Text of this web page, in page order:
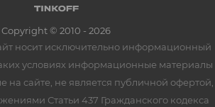
Copyright © 2010 - 2026
носит исключительно информационный
условиях информационные материалы
сайте, не является публичной офертой,
Статьи 437 Гражданского кодекса